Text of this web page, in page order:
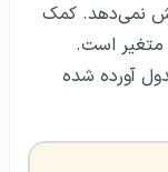
نمی‌دهد. کمک
متغیر است.
آورده شده